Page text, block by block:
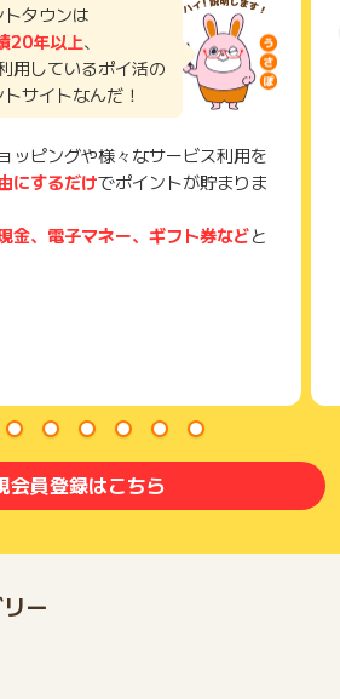
トタウンは
20年以上、
用しているポイ活の
サイトなんだ！
ッピングや様々なサービス利用を
にするだけでポイントが貯まりま
金、電子マネー、ギフト券などと
会員登録はこちら
ー